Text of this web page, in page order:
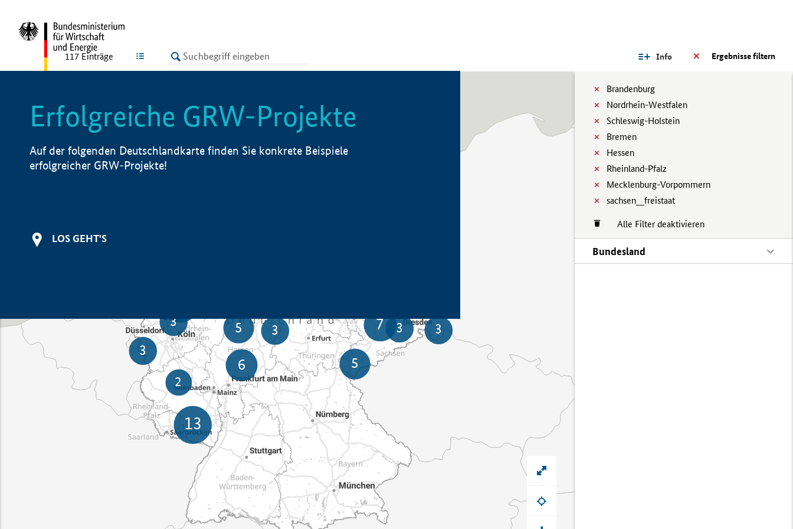
LISTE Ergebnisse filtern
Info
Brandenburg
Nordrhein-Westfalen
Schleswig-Holstein
Bremen
Hessen
Rheinland-Pfalz
Mecklenburg-Vorpommern
sachsen__freistaat
Alle Filter deaktivieren
Bundesland
117 Einträge
Erfolgreiche GRW-Projekte
Auf der folgenden Deutschlandkarte finden Sie konkrete Beispiele
erfolgreicher GRW-Projekte!
LOS GEHT'S